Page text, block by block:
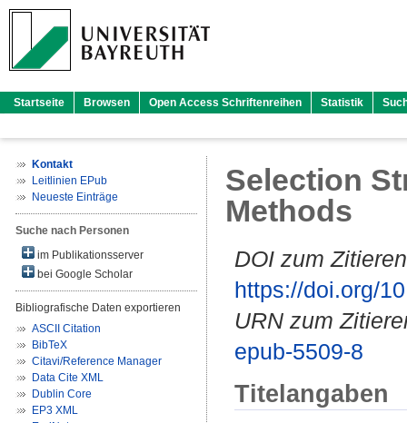
Startseite Browsen Open Access Schriftenreihen Statistik
Kontakt
Leitlinien EPub
Neueste Einträge
Suche nach Personen
im Publikationsserver
bei Google Scholar
Bibliografische Daten exportieren
ASCII Citation
BibTeX
Citavi/Reference Manager
Data Cite XML
Dublin Core
EP3 XML
Selection
Methods
DOI zum
https://doi.org/
URN zum
epub-5509-8
Titelangaben